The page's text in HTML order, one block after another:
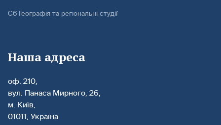
С6 Географія та регіональні студії
Наша адреса
оф. 210,
вул. Панаса Мирного, 26,
м. Київ,
01011, Україна